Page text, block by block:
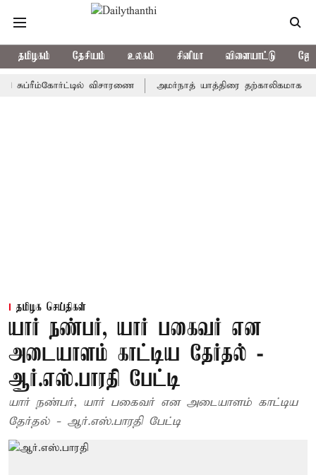
தமிழகம் தேசியம் உலகம் சினிமா விளையாட்டு
விசாரணை அமர்நாத் யாத்திரை தற்காலிகமாக நிறுத்தம்
தமிழக செய்திகள்
யார் நண்பர், யார் பகைவர் என
அடையாளம் காட்டிய தேர்தல் -
ஆர்.எஸ்.பாரதி பேட்டி
யார் நண்பர், யார் பகைவர் என அடையாளம் காட்டிய
தேர்தல் - ஆர்.எஸ்.பாரதி பேட்டி